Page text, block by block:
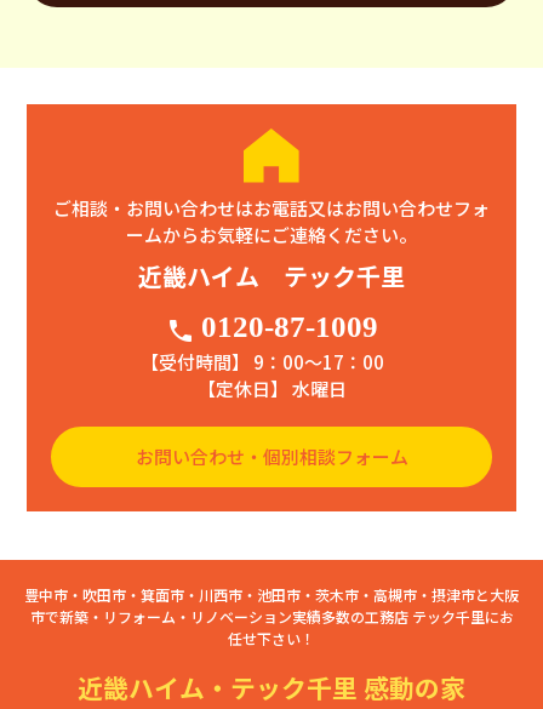
ご相談・お問い合わせはお電話又はお問い合わせフォ
ームからお気軽にご連絡ください。
近畿ハイム テック千里
phone 0120-87-1009
【受付時間】 9：00〜17：00
【定休日】 水曜日
お問い合わせ・個別相談フォーム
豊中市・吹田市・箕面市・川西市・池田市・茨木市・高槻市・摂津市と大阪
市で新築・リフォーム・リノベーション実績多数の工務店 テック千里にお
任せ下さい！
近畿ハイム・テック千里 感動の家